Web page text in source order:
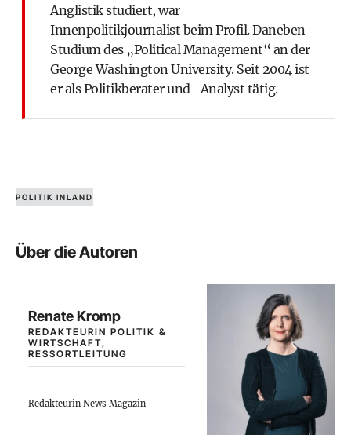
Anglistik studiert, war
Innenpolitikjournalist beim Profil. Daneben
Studium des „Political Management“ an der
George Washington University. Seit 2004 ist
er als Politikberater und -Analyst tätig.
POLITIK INLAND
Über die Autoren
Renate Kromp
REDAKTEURIN POLITIK &
WIRTSCHAFT,
RESSORTLEITUNG
Redakteurin News Magazin